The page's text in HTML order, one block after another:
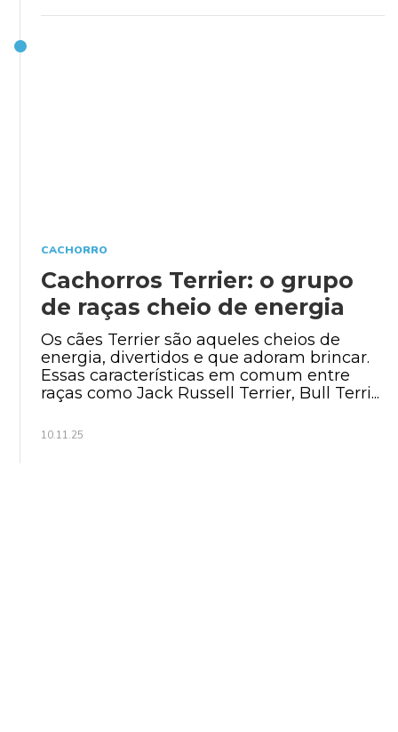
CACHORRO
Cachorros Terrier: o grupo
de raças cheio de energia
Os cães Terrier são aqueles cheios de
energia, divertidos e que adoram brincar.
Essas características em comum entre
raças como Jack Russell Terrier, Bull Terri...
10.11.25